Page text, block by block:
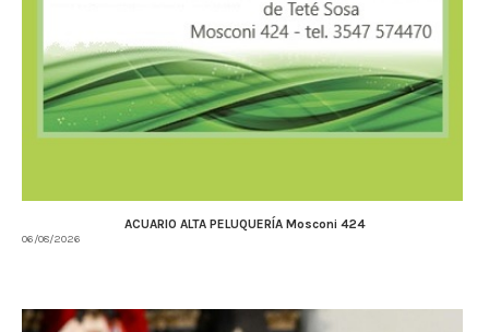
ACUARIO ALTA PELUQUERÍA Mosconi 424
06/08/2026